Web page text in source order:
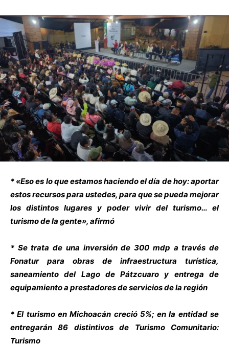
* «Eso es lo que estamos haciendo el día de hoy: aportar
estos recursos para ustedes, para que se pueda mejorar
los distintos lugares y poder vivir del turismo… el
turismo de la gente», afirmó
* Se trata de una inversión de 300 mdp a través de
Fonatur para obras de infraestructura turística,
saneamiento del Lago de Pátzcuaro y entrega de
equipamiento a prestadores de servicios de la región
* El turismo en Michoacán creció 5%; en la entidad se
entregarán 86 distintivos de Turismo Comunitario:
Turismo